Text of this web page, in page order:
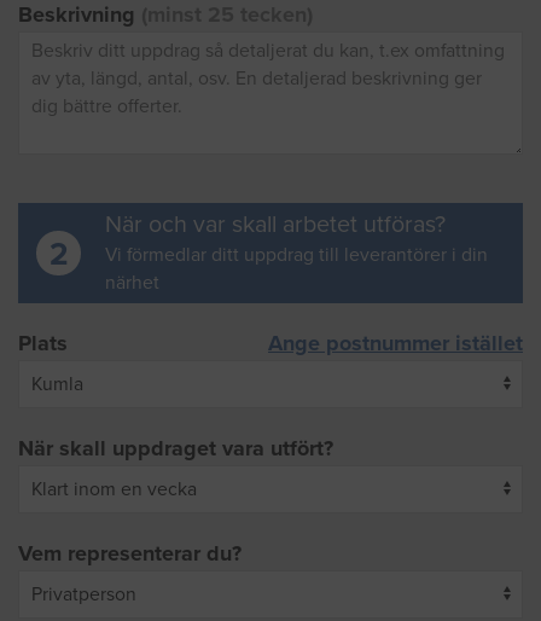
Beskrivning
2
När och var skall arbetet utföras?
Vi förmedlar ditt uppdrag till leverantörer i din
närhet
Plats Ange postnummer istället
När skall uppdraget vara utfört?
Vem representerar du?